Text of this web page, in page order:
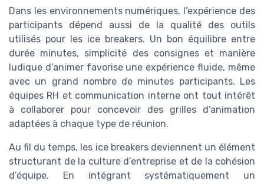
Dans les environnements numériques, l’expérience des
participants dépend aussi de la qualité des outils
utilisés pour les ice breakers. Un bon équilibre entre
durée minutes, simplicité des consignes et manière
ludique d’animer favorise une expérience fluide, même
avec un grand nombre de minutes participants. Les
équipes RH et communication interne ont tout intérêt
à collaborer pour concevoir des grilles d’animation
adaptées à chaque type de réunion.
Au fil du temps, les ice breakers deviennent un élément
structurant de la culture d’entreprise et de la cohésion
d’équipe. En intégrant systématiquement un